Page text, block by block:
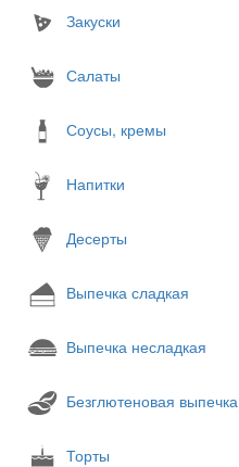
Закуски
Салаты
Соусы, кремы
Напитки
Десерты
Выпечка сладкая
Выпечка несладкая
Безглютеновая выпечка
Торты